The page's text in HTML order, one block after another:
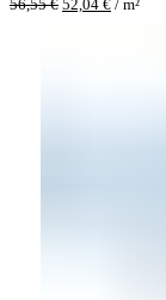
56,55€ 52,04 € / m²